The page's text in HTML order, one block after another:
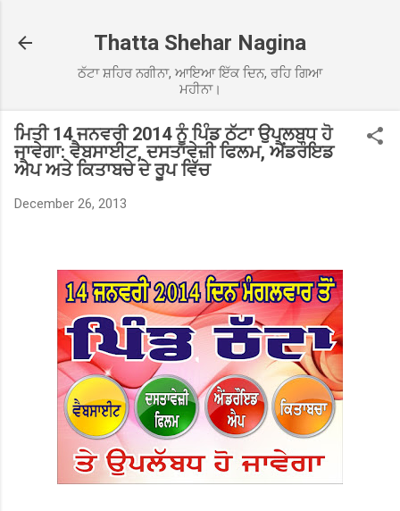
Thatta Shehar Nagina
ਠੱਟਾ ਸ਼ਹਿਰ ਨਗੀਨਾ, ਆਇਆ ਇੱਕ ਦਿਨ, ਰਹਿ ਗਿਆ
ਮਹੀਨਾ।
ਮਿਤੀ 14 ਜਨਵਰੀ 2014 ਨੂੰ ਪਿੰਡ ਠੱਟਾ ਉਪਲਬਧ ਹੋ
ਜਾਵੇਗਾ: ਵੈਬਸਾਈਟ, ਦਸਤਾਵੇਜ਼ੀ ਫਿਲਮ, ਐਂਡਰੌਇਡ
ਐਪ ਅਤੇ ਕਿਤਾਬਚੇ ਦੇ ਰੂਪ ਵਿੱਚ
December 26, 2013